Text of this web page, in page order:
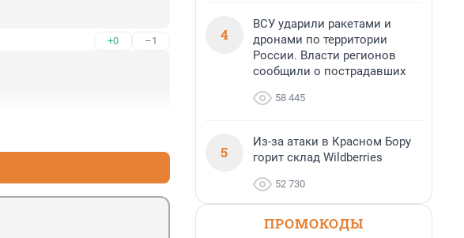
+0 –1 4
ВСУ ударили ракетами и
дронами по территории
России. Власти регионов
сообщили о пострадавших
58 445
5
Из-за атаки в Красном Бору
горит склад Wildberries
52 730
ПРОМОКОДЫ